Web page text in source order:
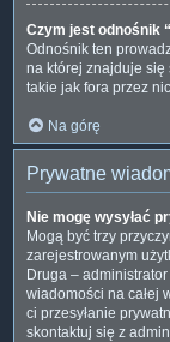
Czym jest odnośnik
Odnośnik ten
na której znajduje
takie jak fora przez
Na górę
Prywatne
Nie mogę wysyłać
Mogą być trzy
zarejestrowanym
Druga – administrator
wiadomości na całej
ci przesyłanie
skontaktuj się z